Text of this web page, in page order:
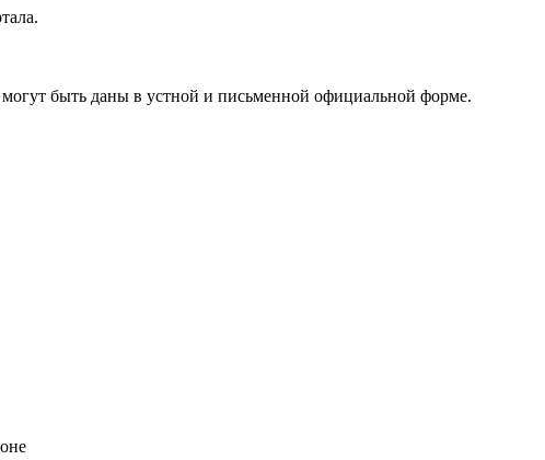
быть даны в устной и письменной официальной форме.